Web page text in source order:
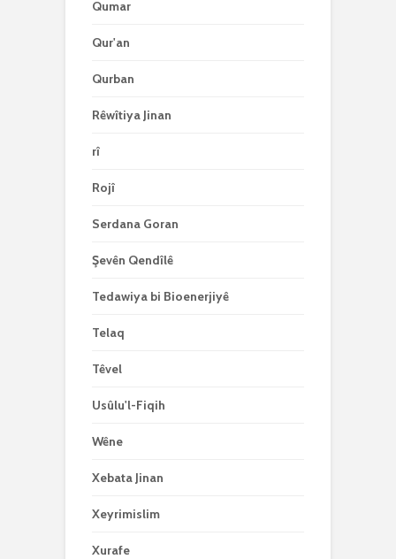
Qumar
Qur'an
Qurban
Rêwîtiya Jinan
rî
Rojî
Serdana Goran
Şevên Qendîlê
Tedawiya bi Bioenerjiyê
Telaq
Têvel
Usûlu'l-Fiqih
Wêne
Xebata Jinan
Xeyrimislim
Xurafe